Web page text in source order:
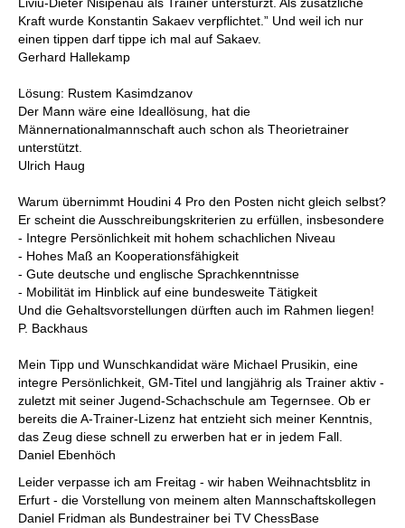
Kraft wurde Konstantin Sakaev verpflichtet.” Und weil ich nur
einen tippen darf tippe ich mal auf Sakaev.
Gerhard Hallekamp
Lösung: Rustem Kasimdzanov
Der Mann wäre eine Ideallösung, hat die
Männernationalmannschaft auch schon als Theorietrainer
unterstützt.
Ulrich Haug
Warum übernimmt Houdini 4 Pro den Posten nicht gleich selbst?
Er scheint die Ausschreibungskriterien zu erfüllen, insbesondere
- Integre Persönlichkeit mit hohem schachlichen Niveau
- Hohes Maß an Kooperationsfähigkeit
- Gute deutsche und englische Sprachkenntnisse
- Mobilität im Hinblick auf eine bundesweite Tätigkeit
Und die Gehaltsvorstellungen dürften auch im Rahmen liegen!
P. Backhaus
Mein Tipp und Wunschkandidat wäre Michael Prusikin, eine
integre Persönlichkeit, GM-Titel und langjährig als Trainer aktiv -
zuletzt mit seiner Jugend-Schachschule am Tegernsee. Ob er
bereits die A-Trainer-Lizenz hat entzieht sich meiner Kenntnis,
das Zeug diese schnell zu erwerben hat er in jedem Fall.
Daniel Ebenhöch
Leider verpasse ich am Freitag - wir haben Weihnachtsblitz in
Erfurt - die Vorstellung von meinem alten Mannschaftskollegen
Daniel Fridman als Bundestrainer bei TV ChessBase